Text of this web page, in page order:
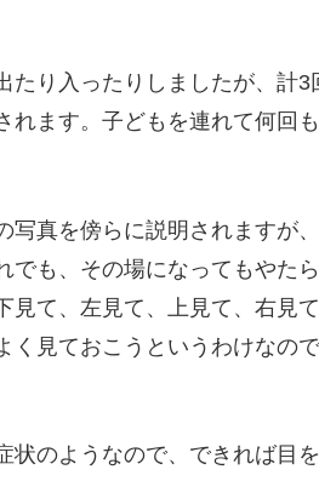
たり入ったりしましたが、計
れます。子どもを連れて何回
写真を傍らに説明されますが
でも、その場になってもやた
見て、左見て、上見て、右見
く見ておこうというわけなの
状のようなので、できれば目